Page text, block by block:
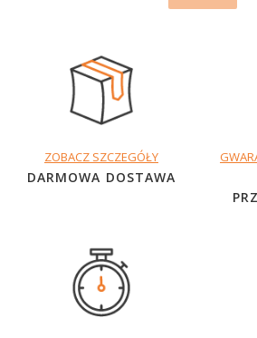
ZOBACZ SZCZEGÓŁY
DARMOWA DOSTAWA